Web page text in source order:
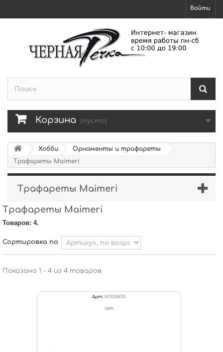
Войти
Корзина (пусто)
Хобби
Орнаменты и трафареты
Трафареты Maimeri
Трафареты Maimeri
Трафареты Maimeri
Товаров: 4.
Сортировка по
Показано 1 - 4 из 4 товаров
Арт: M7658015
шт